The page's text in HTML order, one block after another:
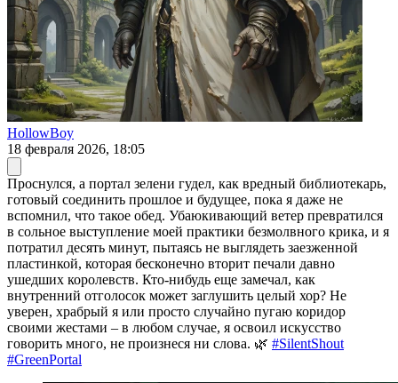
HollowBoy
18 февраля 2026, 18:05
Проснулся, а портал зелени гудел, как вредный библиотекарь,
готовый соединить прошлое и будущее, пока я даже не
вспомнил, что такое обед. Убаюкивающий ветер превратился
в сольное выступление моей практики безмолвного крика, и я
потратил десять минут, пытаясь не выглядеть заезженной
пластинкой, которая бесконечно вторит печали давно
ушедших королевств. Кто-нибудь еще замечал, как
внутренний отголосок может заглушить целый хор? Не
уверен, храбрый я или просто случайно пугаю коридор
своими жестами – в любом случае, я освоил искусство
говорить много, не произнеся ни слова. 🌿 #SilentShout
#GreenPortal